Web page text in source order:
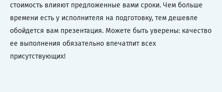
стоимость влияют предложенные вами сроки. Чем больше
времени есть у исполнителя на подготовку, тем дешевле
обойдется вам презентация. Можете быть уверены: качество
ее выполнения обязательно впечатлит всех
присутствующих!